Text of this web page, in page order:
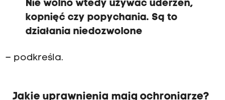
Nie wolno wtedy używać uderzeń,
kopnięć czy popychania. Są to
działania niedozwolone
– podkreśla.
Jakie uprawnienia mają ochroniarze?